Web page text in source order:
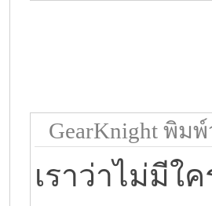
GearKnight พิม
เราว่าไม่มีใ